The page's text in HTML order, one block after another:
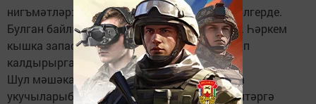
нигъмәтләр: яшелчәләр, җиләк-җимешләр өлгерде.
Булган байлыкны әрәм-шәрәм итәсе килми. Һәркем
кышка запас – кайнатма, салат, компот ясап
калдырырга тырыша.
Шул мәшәкатьле чорны күздә тотып, газета
укучыларыбызга берничә рецепт тәкъдим итәргә